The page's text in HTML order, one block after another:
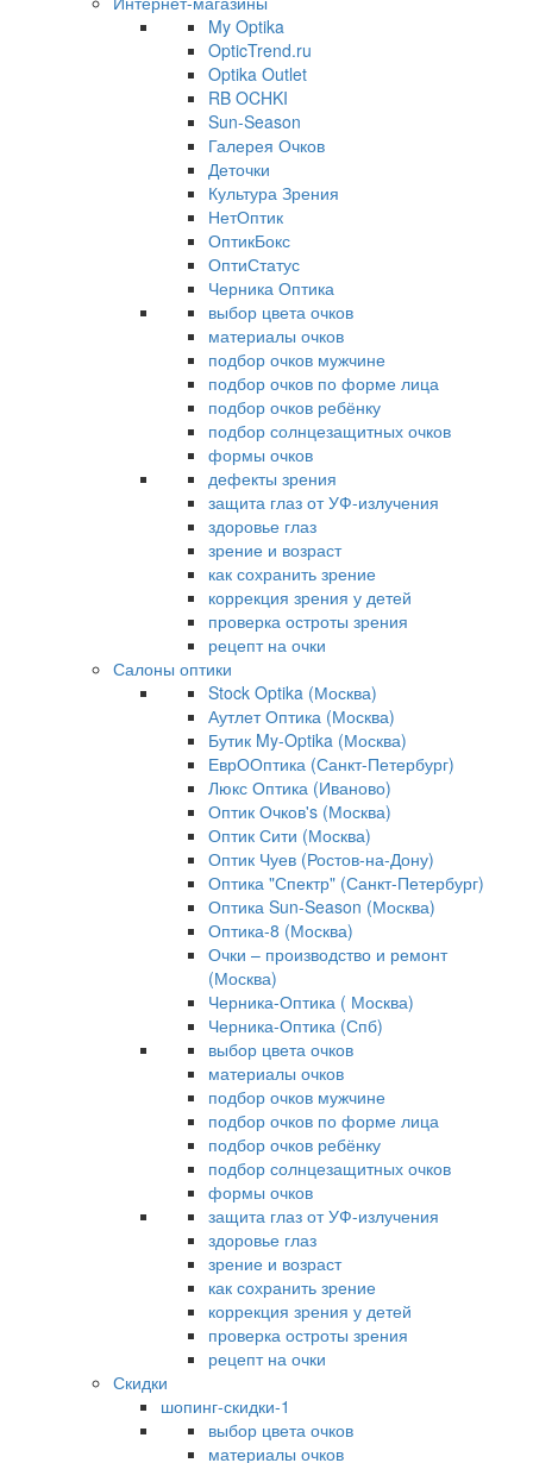
My Optika
OpticTrend.ru
Optika Outlet
RB OCHKI
Sun-Season
Галерея Очков
Деточки
Культура Зрения
НетОптик
ОптикБокс
ОптиСтатус
Черника Оптика
выбор цвета очков
материалы очков
подбор очков мужчине
подбор очков по форме лица
подбор очков ребёнку
подбор солнцезащитных очков
формы очков
дефекты зрения
защита глаз от УФ-излучения
здоровье глаз
зрение и возраст
как сохранить зрение
коррекция зрения у детей
проверка остроты зрения
рецепт на очки
Салоны оптики
Stock Optika (Москва)
Аутлет Оптика (Москва)
Бутик My-Optika (Москва)
ЕврООптика (Санкт-Петербург)
Люкс Оптика (Иваново)
Оптик Очков's (Москва)
Оптик Сити (Москва)
Оптик Чуев (Ростов-на-Дону)
Оптика "Спектр" (Санкт-Петербург)
Оптика Sun-Season (Москва)
Оптика-8 (Москва)
Очки – производство и ремонт
(Москва)
Черника-Оптика ( Москва)
Черника-Оптика (Спб)
выбор цвета очков
материалы очков
подбор очков мужчине
подбор очков по форме лица
подбор очков ребёнку
подбор солнцезащитных очков
формы очков
защита глаз от УФ-излучения
здоровье глаз
зрение и возраст
как сохранить зрение
коррекция зрения у детей
проверка остроты зрения
рецепт на очки
Скидки
шопинг-скидки-1
выбор цвета очков
материалы очков